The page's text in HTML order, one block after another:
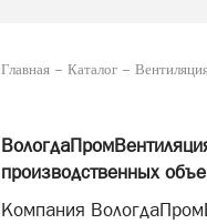
Главная Каталог
производственных
Компания